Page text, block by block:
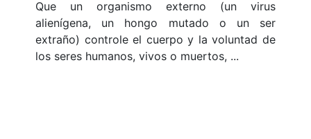
Que un organismo externo (un virus
alienígena, un hongo mutado o un ser
extraño) controle el cuerpo y la voluntad de
los seres humanos, vivos o muertos, ...